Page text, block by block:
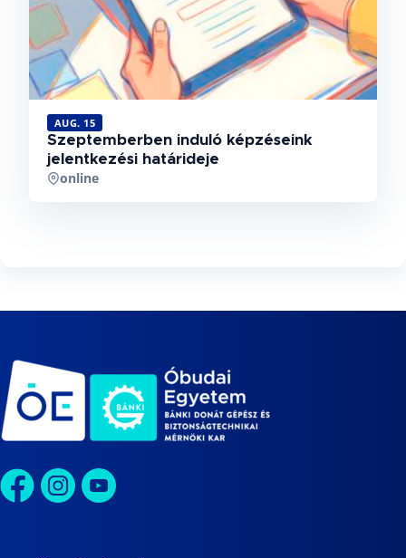
AUG. 15
Szeptemberben induló képzéseink
jelentkezési határideje
online